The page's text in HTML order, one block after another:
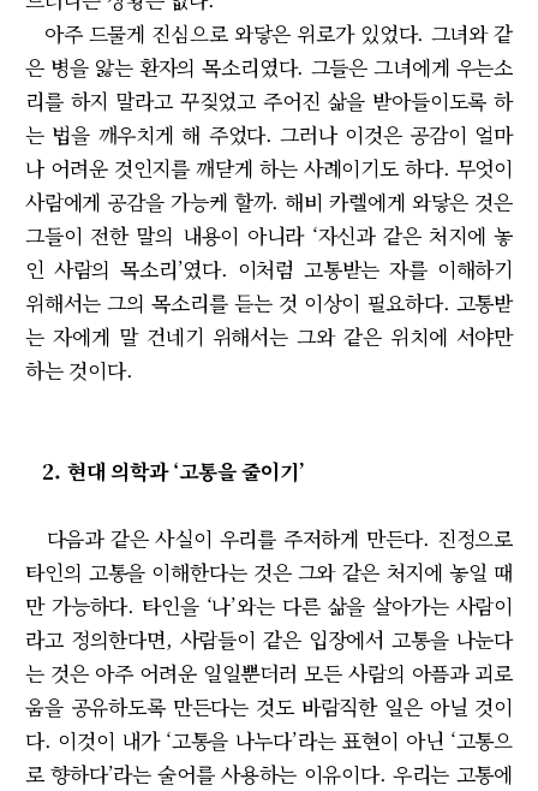
아주 드물게 진심으로 와닿은 위로가 있었다. 그녀와 같
은 병을 앓는 환자의 목소리였다. 그들은 그녀에게 우는소
리를 하지 말라고 꾸짖었고 주어진 삶을 받아들이도록 하
는 법을 깨우치게 해 주었다. 그러나 이것은 공감이 얼마
나 어려운 것인지를 깨닫게 하는 사례이기도 하다. 무엇이
사람에게 공감을 가능케 할까. 해비 카렐에게 와닿은 것은
그들이 전한 말의 내용이 아니라 ‘자신과 같은 처지에 놓
인 사람의 목소리’였다. 이처럼 고통받는 자를 이해하기
위해서는 그의 목소리를 듣는 것 이상이 필요하다. 고통받
는 자에게 말 건네기 위해서는 그와 같은 위치에 서야만
하는 것이다.
2. 현대 의학과 ‘고통을 줄이기’
다음과 같은 사실이 우리를 주저하게 만든다. 진정으로
타인의 고통을 이해한다는 것은 그와 같은 처지에 놓일 때
만 가능하다. 타인을 ‘나’와는 다른 삶을 살아가는 사람이
라고 정의한다면, 사람들이 같은 입장에서 고통을 나눈다
는 것은 아주 어려운 일일뿐더러 모든 사람의 아픔과 괴로
움을 공유하도록 만든다는 것도 바람직한 일은 아닐 것이
다. 이것이 내가 ‘고통을 나누다’라는 표현이 아닌 ‘고통으
로 향하다’라는 술어를 사용하는 이유이다. 우리는 고통에